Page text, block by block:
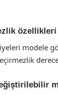
özellikleri
modele